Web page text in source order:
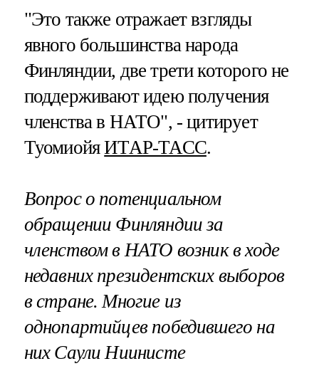
"Это также отражает взгляды
явного большинства народа
Финляндии, две трети которого не
поддерживают идею получения
членства в НАТО", - цитирует
ТуомиойяИТАР-ТАСС.
Вопрос о потенциальном
обращении Финляндии за
членством в НАТО возник в ходе
недавних президентских выборов
в стране. Многие из
однопартийцев победившего на
них Саули Ниинисте